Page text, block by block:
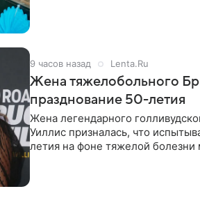
9 часов назад Lenta.Ru
Жена тяжелобольного
празднование 50-летия
Жена легендарного
Уиллис призналась, что
летия на фоне тяжелой